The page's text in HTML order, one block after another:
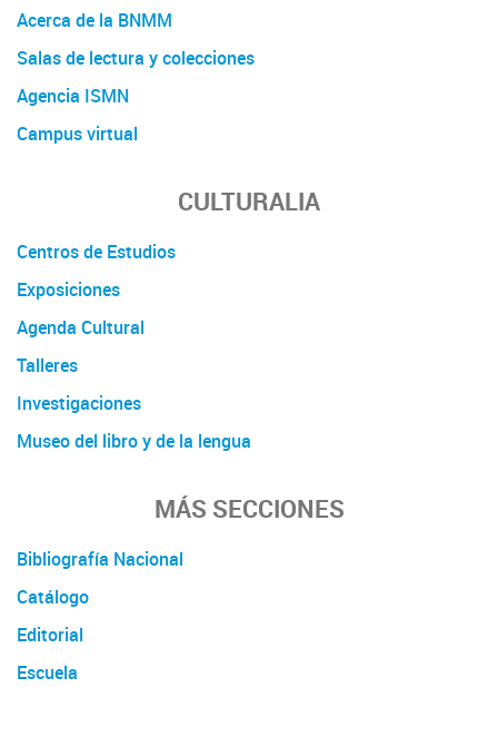
Acerca de la BNMM
Salas de lectura y colecciones
Agencia ISMN
Campus virtual
CULTURALIA
Centros de Estudios
Exposiciones
Agenda Cultural
Talleres
Investigaciones
Museo del libro y de la lengua
MÁS SECCIONES
Bibliografía Nacional
Catálogo
Editorial
Escuela